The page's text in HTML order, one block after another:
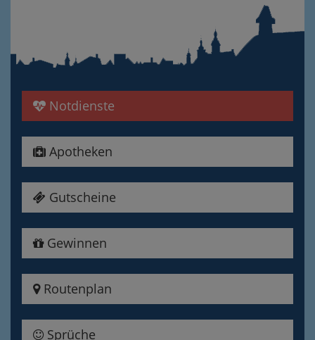
Notdienste
Apotheken
Gutscheine
Gewinnen
Routenplan
Sprüche